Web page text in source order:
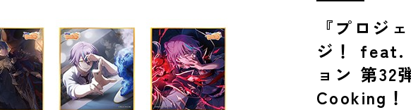
『プロジ
ジ！ feat.
ョン 第32
Cooking！